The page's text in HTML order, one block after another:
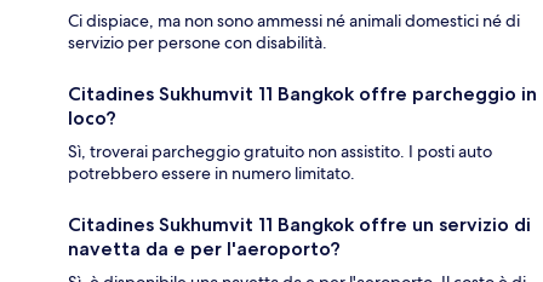
Ci dispiace, ma non sono ammessi né animali domestici né di
servizio per persone con disabilità.
Citadines Sukhumvit 11 Bangkok offre parcheggio in
loco?
Sì, troverai parcheggio gratuito non assistito. I posti auto
potrebbero essere in numero limitato.
Citadines Sukhumvit 11 Bangkok offre un servizio di
navetta da e per l'aeroporto?